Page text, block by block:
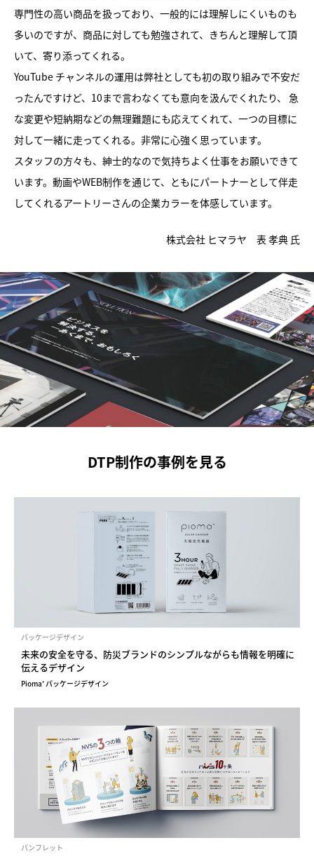
専門性の高い商品を扱っており、一般的には理解しにくいものも
多いのですが、商品に対しても勉強されて、きちんと理解して頂
いて、寄り添ってくれる。
YouTube チャンネルの運用は弊社としても初の取り組みで不安だ
ったんですけど、10まで言わなくても意向を汲んでくれたり、 急
な変更や短納期などの無理難題にも応えてくれて、一つの目標に
対して一緒に走ってくれる。非常に心強く思っています。
スタッフの方々も、紳士的なので気持ちよく仕事をお願いできて
います。動画やWEB制作を通じて、ともにパートナーとして伴走
してくれるアートリーさんの企業カラーを体感しています。
株式会社 ヒマラヤ 表 孝典 氏
DTP制作の事例を見る
パッケージデザイン
未来の安全を守る、防災ブランドのシンプルながらも情報を明確に
伝えるデザイン
Pioma⁺ パッケージデザイン
パンフレット